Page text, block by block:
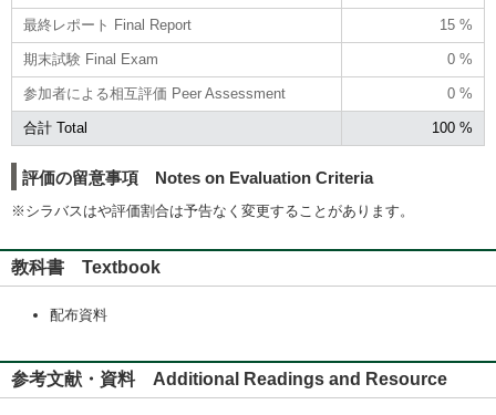
最終レポート Final Report 15 %
期末試験 Final Exam 0 %
参加者による相互評価 Peer Assessment 0 %
合計 Total 100 %
評価の留意事項 Notes on Evaluation Criteria
※シラバスはや評価割合は予告なく変更することがあります。
教科書 Textbook
配布資料
参考文献・資料 Additional Readings and Resource